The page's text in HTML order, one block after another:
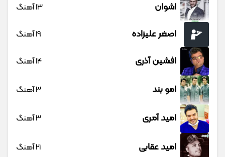
اشوان 13 آهنگ
اصغر علیزاده 19 آهنگ
افشین آذری 14 آهنگ
امو بند 3 آهنگ
امید آمری 3 آهنگ
امید عقابی 21 آهنگ